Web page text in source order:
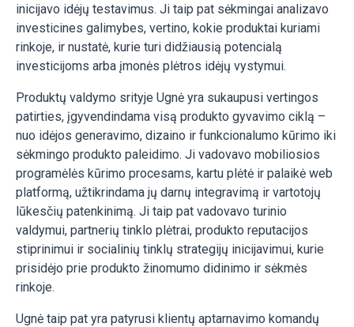
inicijavo idėjų testavimus. Ji taip pat sėkmingai analizavo
investicines galimybes, vertino, kokie produktai kuriami
rinkoje, ir nustatė, kurie turi didžiausią potencialą
investicijoms arba įmonės plėtros idėjų vystymui.
Produktų valdymo srityje Ugnė yra sukaupusi vertingos
patirties, įgyvendindama visą produkto gyvavimo ciklą –
nuo idėjos generavimo, dizaino ir funkcionalumo kūrimo iki
sėkmingo produkto paleidimo. Ji vadovavo mobiliosios
programėlės kūrimo procesams, kartu plėtė ir palaikė web
platformą, užtikrindama jų darnų integravimą ir vartotojų
lūkesčių patenkinimą. Ji taip pat vadovavo turinio
valdymui, partnerių tinklo plėtrai, produkto reputacijos
stiprinimui ir socialinių tinklų strategijų inicijavimui, kurie
prisidėjo prie produkto žinomumo didinimo ir sėkmės
rinkoje.
Ugnė taip pat yra patyrusi klientų aptarnavimo komandų